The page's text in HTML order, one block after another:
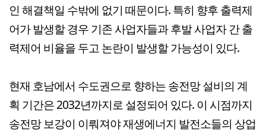
인 해결책일 수밖에 없기 때문이다. 특히 향후 출력제
어가 발생할 경우 기존 사업자들과 후발 사업자 간 출
력제어 비율을 두고 논란이 발생할 가능성이 있다.
현재 호남에서 수도권으로 향하는 송전망 설비의 계
획 기간은 2032년까지로 설정되어 있다. 이 시점까지
송전망 보강이 이뤄져야 재생에너지 발전소들의 상업